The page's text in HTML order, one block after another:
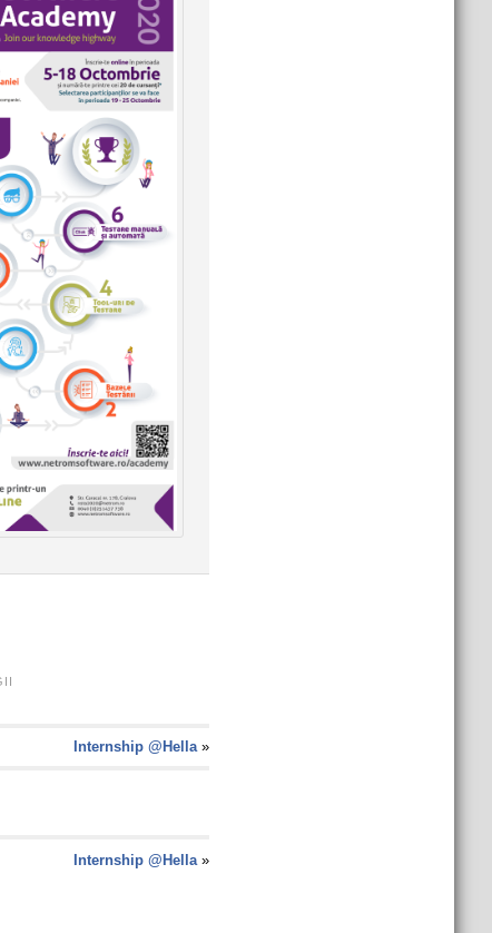
Internship @Hella»
Internship @Hella»